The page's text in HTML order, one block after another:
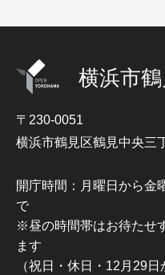
横浜市
〒230-0051
横浜市鶴見区鶴見中央三
開庁時間：月曜日から金
で
※昼の時間帯はお待たせ
ます
（祝日・休日・12月29日